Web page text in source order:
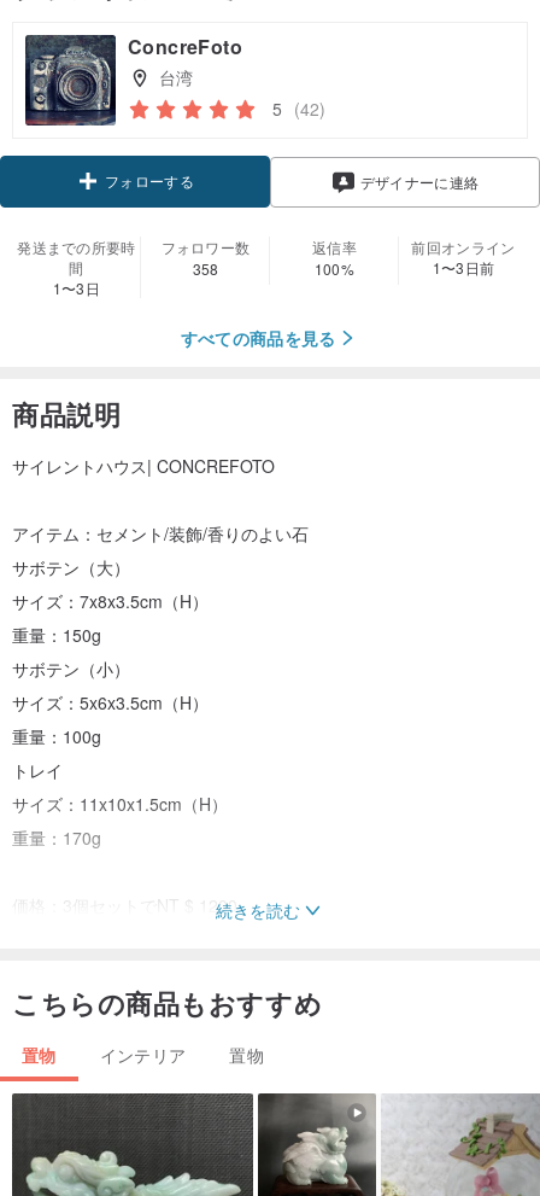
ConcreFoto
台湾
5 (42)
フォローする デザイナーに連絡
発送までの所要時
間
1〜3日
フォロワー数
358
返信率
100%
前回オンライン
1〜3日前
すべての商品を見る
商品説明
サイレントハウス| CONCREFOTO
アイテム：セメント/装飾/香りのよい石
サボテン（大）
サイズ：7x8x3.5cm（H）
重量：150g
サボテン（小）
サイズ：5x6x3.5cm（H）
重量：100g
トレイ
サイズ：11x10x1.5cm（H）
重量：170g
価格：3個セットでNT $ 1200
を行い、作者の「亀の毛質検査」を経て写真を撮り、棚に置いて、
最高の工芸品やギフトをお届けします。
※作品の見た目に小さな毛穴やマイクロクラックがランダムに現れる
続きを読む
こちらの商品もおすすめ
置物 インテリア 置物